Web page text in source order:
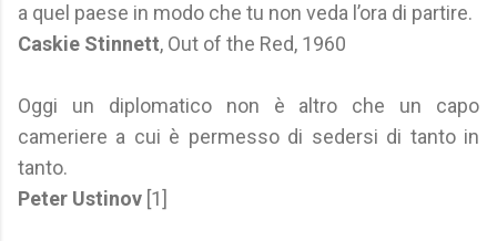
a quel paese in modo che tu non veda l’ora di partire.
Caskie Stinnett, Out of the Red, 1960
Oggi un diplomatico non è altro che un capo
cameriere a cui è permesso di sedersi di tanto in
tanto.
Peter Ustinov [1]